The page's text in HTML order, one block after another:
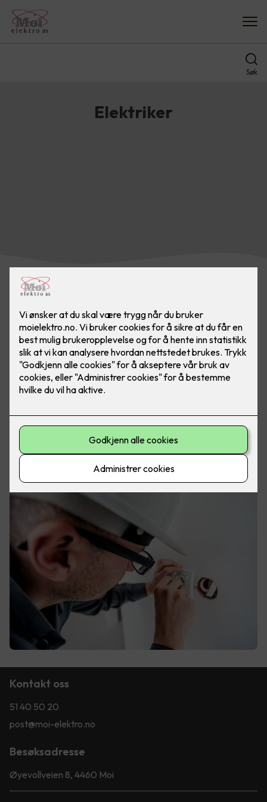
Søk
Elektriker
Vi hjelper deg med alt det elektriske
hjemme.
Behovet vårt for elektrisitet endres stadig. Vi hjelper deg
med å holde ditt hus oppdatert. Vi kan sette inn flere
stikkontakter, øke kapasiteten på det elektriske anlegget,
skifte sikringsskap, installere lys, varme, styringssystemer og
alt annet du måtte trenge.
utføre elektrisk arbeid i hjemmet ditt.
Våre elektrikere har bred kompetanse og dekker alle
tjenester som du har behov for i en privat installasjon. Ring
Moi Elektro i dag, så skal vi hjelpe deg!
Kontakt oss
51 40 50 20
post@moi-elektro.no
Besøksadresse
Øyevollveien 8, 4460 Moi